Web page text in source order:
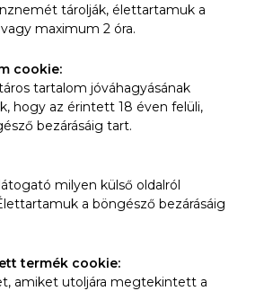
tárolják, élettartamuk a
maximum 2 óra.
cookie:
tartalom jóváhagyásának
hogy az érintett 18 éven felüli,
bezárásáig tart.
milyen külső oldalról
a böngésző bezárásáig
termék cookie:
amiket utoljára megtekintett a